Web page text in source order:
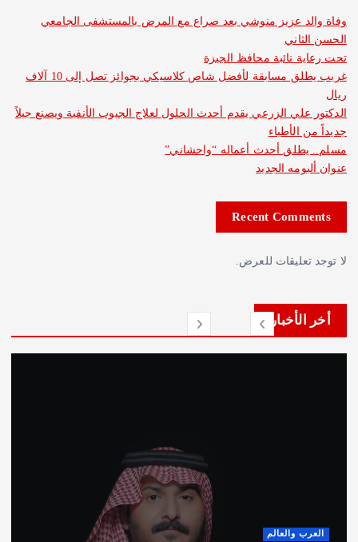
عزيز منوشي بعد صراع مع المرض بالمستشفى الجامعي
نائبة محافظ الجيزة
غريب يطلق مسابقة لأفضل شاص كلاسيكي بجوائز تصل إلى 10 آلاف
الزرعي يقدم أحدث الحلول لعلاج الجيوب الأنفية ويصنع جيلاً
أحدث أعماله “واحشاني”
الجديد
Recent
للعرض.